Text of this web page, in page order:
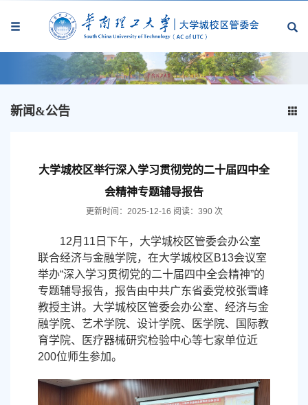
新闻&公告
大学城校区举行深入学习贯彻党的二十届四中全
会精神专题辅导报告
更新时间：2025-12-16 阅读： 390 次
12月11日下午，大学城校区管委会办公室
联合经济与金融学院，在大学城校区B13会议室
举办“深入学习贯彻党的二十届四中全会精神”的
专题辅导报告，报告由中共广东省委党校张雪峰
教授主讲。大学城校区管委会办公室、经济与金
融学院、艺术学院、设计学院、医学院、国际教
育学院、医疗器械研究检验中心等七家单位近
200位师生参加。